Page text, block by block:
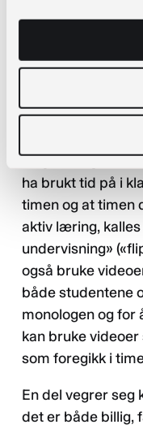
lage
demonstrasjon
eller webside
timen din. Dette
tilegner seg noe
ha brukt tid på i
timen og at timen
aktiv læring,
undervisning»
også bruke
både studentene
monologen og for
kan bruke
som foregikk i
En del vegrer seg
det er både billig,